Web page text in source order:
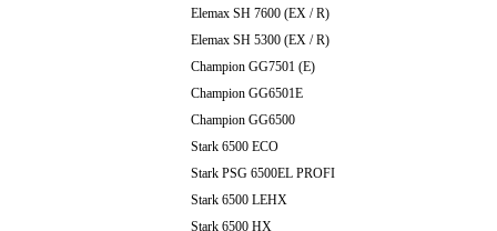
Elemax SH 7600 (EX / R)
Elemax SH 5300 (EX / R)
Champion GG7501 (E)
Champion GG6501E
Champion GG6500
Stark 6500 ECO
Stark PSG 6500EL PROFI
Stark 6500 LEHX
Stark 6500 HX